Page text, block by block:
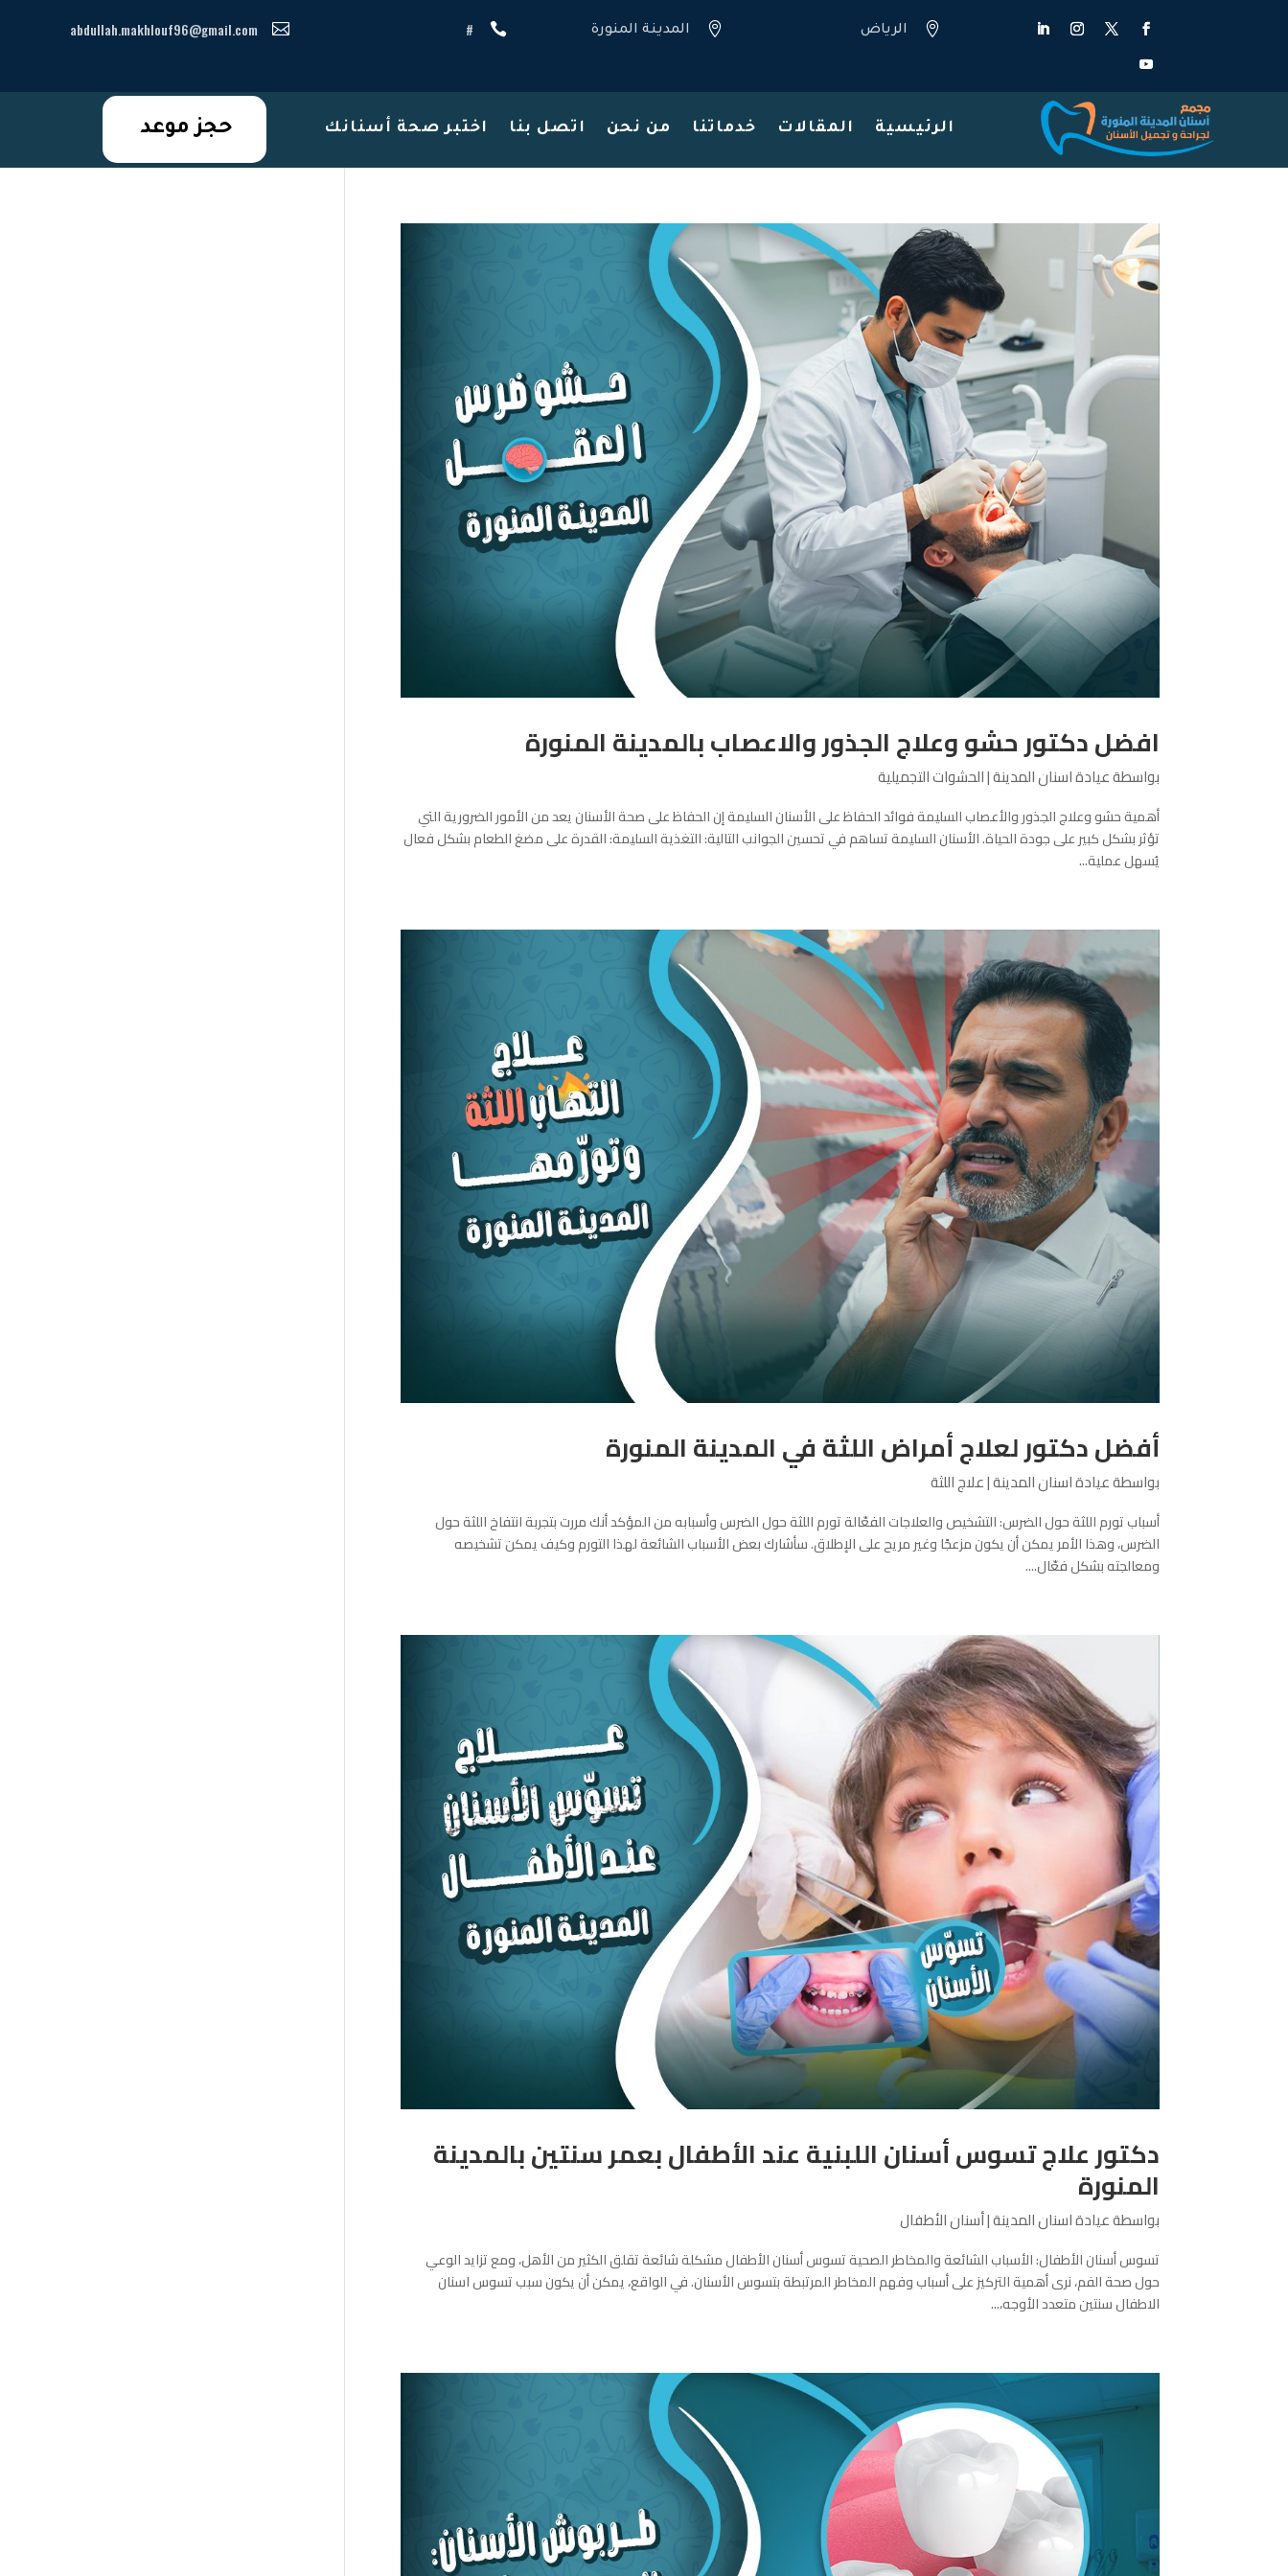

abdullah.makhlouf96@gmail.com 
#  المدينة المنورة  الرياض
الرئيسية المقالات خدماتنا من نحن اتصل بنا اختبر صحة أسنانك حجز موعد
افضل دكتور حشو وعلاج الجذور والاعصاب بالمدينة المنورة
بواسطةعيادة اسنان المدينة|الحشوات التجميلية
أهمية حشو وعلاج الجذور والأعصاب السليمة فوائد الحفاظ على الأسنان السليمة إن الحفاظ على صحة الأسنان يعد من الأمور الضرورية التي
تؤثر بشكل كبير على جودة الحياة. الأسنان السليمة تساهم في تحسين الجوانب التالية: التغذية السليمة: القدرة على مضغ الطعام بشكل فعال
يُسهل عملية...
أفضل دكتور لعلاج أمراض اللثة في المدينة المنورة
بواسطةعيادة اسنان المدينة|علاج اللثة
أسباب تورم اللثة حول الضرس: التشخيص والعلاجات الفعّالة تورم اللثة حول الضرس وأسبابه من المؤكد أنك مررت بتجربة انتفاخ اللثة حول
الضرس، وهذا الأمر يمكن أن يكون مزعجًا وغير مريح على الإطلاق. سأشارك بعض الأسباب الشائعة لهذا التورم وكيف يمكن تشخيصه
ومعالجته بشكل فعّال....
دكتور علاج تسوس أسنان اللبنية عند الأطفال بعمر سنتين بالمدينة
المنورة
بواسطةعيادة اسنان المدينة|أسنان الأطفال
تسوس أسنان الأطفال: الأسباب الشائعة والمخاطر الصحية تسوس أسنان الأطفال مشكلة شائعة تقلق الكثير من الأهل، ومع تزايد الوعي
حول صحة الفم، نرى أهمية التركيز على أسباب وفهم المخاطر المرتبطة بتسوس الأسنان. في الواقع، يمكن أن يكون سبب تسوس اسنان
الاطفال سنتين متعدد الأوجه،...